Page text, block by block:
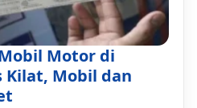
Motor di
Kilat, Mobil dan